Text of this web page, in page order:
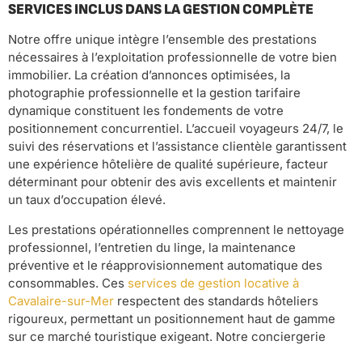
SERVICES INCLUS DANS LA GESTION COMPLÈTE
Notre offre unique intègre l’ensemble des prestations
nécessaires à l’exploitation professionnelle de votre bien
immobilier. La création d’annonces optimisées, la
photographie professionnelle et la gestion tarifaire
dynamique constituent les fondements de votre
positionnement concurrentiel. L’accueil voyageurs 24/7, le
suivi des réservations et l’assistance clientèle garantissent
une expérience hôtelière de qualité supérieure, facteur
déterminant pour obtenir des avis excellents et maintenir
un taux d’occupation élevé.
Les prestations opérationnelles comprennent le nettoyage
professionnel, l’entretien du linge, la maintenance
préventive et le réapprovisionnement automatique des
consommables. Ces services de gestion locative à
Cavalaire-sur-Mer respectent des standards hôteliers
rigoureux, permettant un positionnement haut de gamme
sur ce marché touristique exigeant. Notre conciergerie